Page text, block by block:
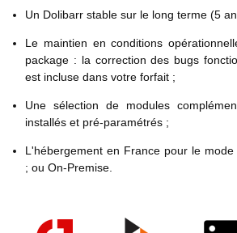
Un Dolibarr stable sur le long terme (5
Le maintien en conditions
package : la correction des bugs
est incluse dans votre forfait ;
Une sélection de modules
installés et pré-paramétrés ;
L'hébergement en France pour le mode
; ou On-Premise.